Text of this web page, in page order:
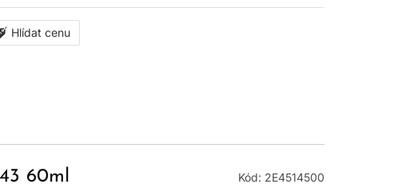
Hlídat cenu
60ml Kód: 2E4514500